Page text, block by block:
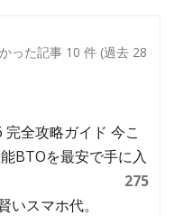
った記事 10 件 (過去 28
全攻略ガイド 今こ
BTOを最安で手に入
275
スマホ代。